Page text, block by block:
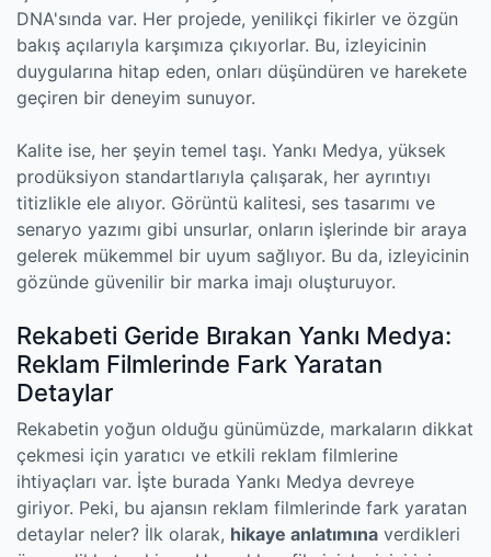
DNA'sında var. Her projede, yenilikçi fikirler ve özgün
bakış açılarıyla karşımıza çıkıyorlar. Bu, izleyicinin
duygularına hitap eden, onları düşündüren ve harekete
geçiren bir deneyim sunuyor.
Kalite ise, her şeyin temel taşı. Yankı Medya, yüksek
prodüksiyon standartlarıyla çalışarak, her ayrıntıyı
titizlikle ele alıyor. Görüntü kalitesi, ses tasarımı ve
senaryo yazımı gibi unsurlar, onların işlerinde bir araya
gelerek mükemmel bir uyum sağlıyor. Bu da, izleyicinin
gözünde güvenilir bir marka imajı oluşturuyor.
Rekabeti Geride Bırakan Yankı Medya:
Reklam Filmlerinde Fark Yaratan
Detaylar
Rekabetin yoğun olduğu günümüzde, markaların dikkat
çekmesi için yaratıcı ve etkili reklam filmlerine
ihtiyaçları var. İşte burada Yankı Medya devreye
giriyor. Peki, bu ajansın reklam filmlerinde fark yaratan
detaylar neler? İlk olarak, hikaye anlatımına verdikleri